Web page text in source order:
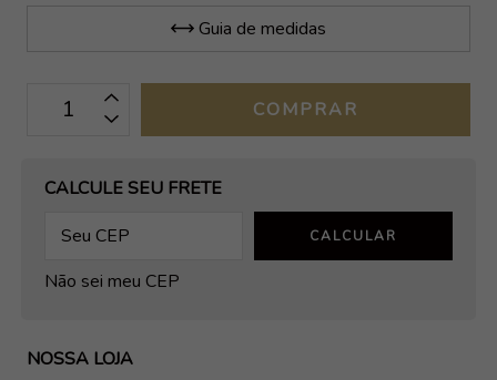
Guia de medidas
OPÇÕES DE FRETE
CALCULE SEU FRETE
CALCULAR
Não sei meu CEP
NOSSA LOJA